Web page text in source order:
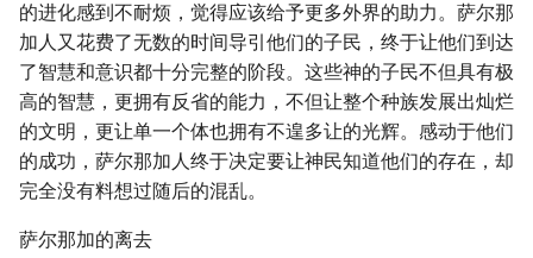
的进化感到不耐烦，觉得应该给予更多外界的助力。萨尔那
加人又花费了无数的时间导引他们的子民，终于让他们到达
了智慧和意识都十分完整的阶段。这些神的子民不但具有极
高的智慧，更拥有反省的能力，不但让整个种族发展出灿烂
的文明，更让单一个体也拥有不遑多让的光辉。感动于他们
的成功，萨尔那加人终于决定要让神民知道他们的存在，却
完全没有料想过随后的混乱。
萨尔那加的离去